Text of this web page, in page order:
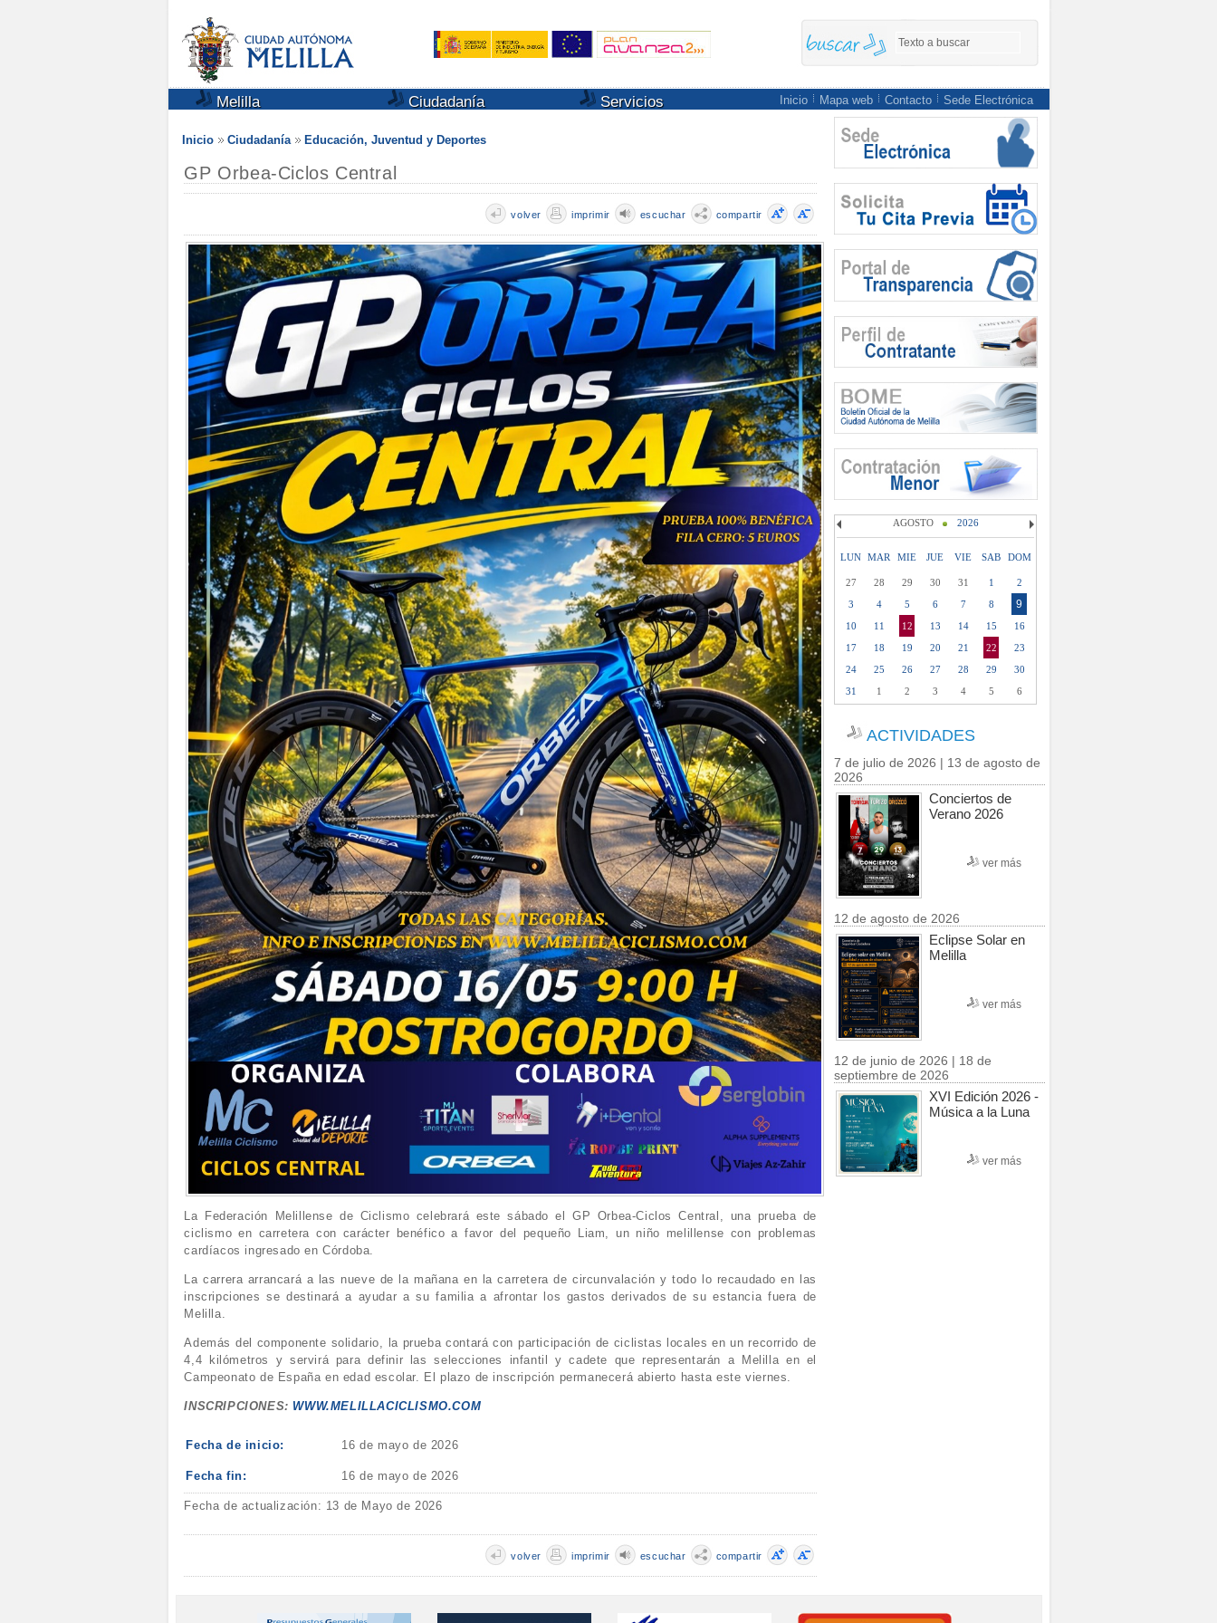
Melilla Ciudadanía Servicios Inicio Mapa web Contacto Sede Electrónica
Inicio Ciudadanía Educación, Juventud y Deportes
GP Orbea-Ciclos Central
compartir
escuchar
imprimir
volver
La Federación Melillense de Ciclismo celebrará este sábado el GP Orbea-Ciclos Central, una prueba de
ciclismo en carretera con carácter benéfico a favor del pequeño Liam, un niño melillense con problemas
cardíacos ingresado en Córdoba.
La carrera arrancará a las nueve de la mañana en la carretera de circunvalación y todo lo recaudado en las
inscripciones se destinará a ayudar a su familia a afrontar los gastos derivados de su estancia fuera de
Melilla.
Además del componente solidario, la prueba contará con participación de ciclistas locales en un recorrido de
4,4 kilómetros y servirá para definir las selecciones infantil y cadete que representarán a Melilla en el
Campeonato de España en edad escolar. El plazo de inscripción permanecerá abierto hasta este viernes.
INSCRIPCIONES: WWW.MELILLACICLISMO.COM
Fecha de inicio: 16 de mayo de 2026
Fecha fin: 16 de mayo de 2026
Fecha de actualización: 13 de Mayo de 2026
compartir
escuchar
imprimir
volver
AGOSTO 2026
LUN MAR MIE JUE VIE SAB DOM
27 28 29 30 31 1
2
3
4 5 6 7 8 9
10 11 12 13 14 15
16
17
18 19 20 21 22
23
24
25 26 27 28 29
30
31
1 2 3 4 5 6
ACTIVIDADES
7 de julio de 2026 | 13 de agosto de
2026
Conciertos de
Verano 2026
ver más
12 de agosto de 2026
Eclipse Solar en
Melilla
ver más
12 de junio de 2026 | 18 de
septiembre de 2026
XVI Edición 2026 -
Música a la Luna
ver más